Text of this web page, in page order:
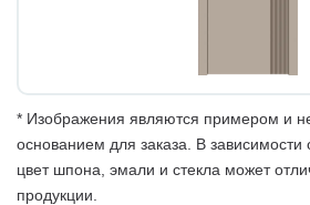
* Изображения являются примером и
основанием для заказа. В зависимости
цвет шпона, эмали и стекла может
продукции.